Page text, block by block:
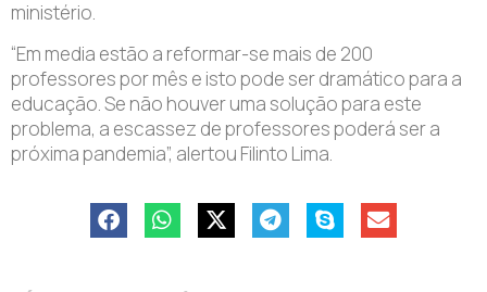
ministério.
“Em media estão a reformar-se mais de 200
professores por mês e isto pode ser dramático para a
educação. Se não houver uma solução para este
problema, a escassez de professores poderá ser a
próxima pandemia”, alertou Filinto Lima.